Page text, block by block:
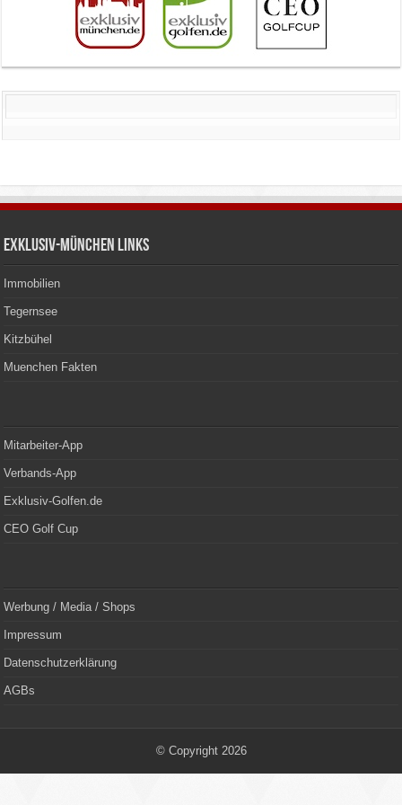
Exklusiv-München Links
Immobilien
Tegernsee
Kitzbühel
Muenchen Fakten
Mitarbeiter-App
Verbands-App
Exklusiv-Golfen.de
CEO Golf Cup
Werbung / Media / Shops
Impressum
Datenschutzerklärung
AGBs
© Copyright 2026